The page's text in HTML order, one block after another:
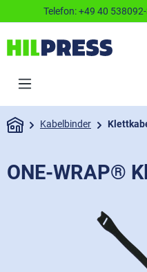
Telefon:+49 40
Kabelbinder
ONE-WRAP®